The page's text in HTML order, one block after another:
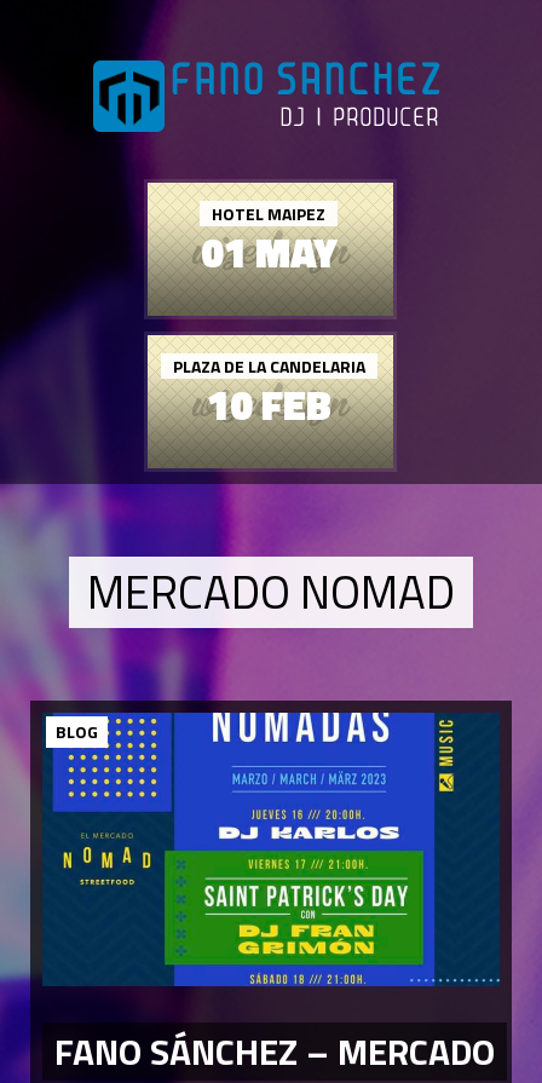
01 MAY
HOTEL MAIPEZ
10 FEB
PLAZA DE LA CANDELARIA
MERCADO NOMAD
BLOG
FANO SÁNCHEZ – MERCADO